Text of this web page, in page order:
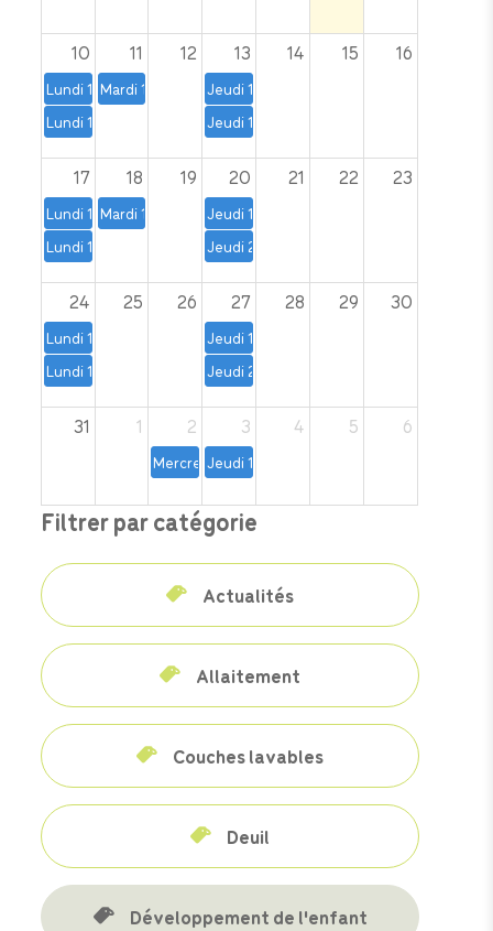
10
Lundi 10, 17 et 24 août – 19 h à 20 h 30 | Yoga prénatal
Lundi 10,17 et 24 août – 14 h à 15 h | Yoga postnatal
11
Mardi 11 août – 18 h à 21 h | Atelier de secourisme de la
12 13
Jeudi 13 août- 9 h 30 à 11 h | Les matins
Jeudi 13, 20, 27 août, 3, 10 et 17
14 15 16
17
Lundi 10, 17 et 24 août – 19 h à 20 h 30 | Yoga prénatal
Lundi 10,17 et 24 août – 14 h à 15 h | Yoga postnatal
18
Mardi 18 août – 19 h à 20 h | Atelier d'initiation au
19 20
Jeudi 13, 20, 27 août, 3, 10 et 17
Jeudi 20 août – 9 h 30 à 11 h | Les matins
21 22 23
24
Lundi 10, 17 et 24 août – 19 h à 20 h 30 | Yoga prénatal
Lundi 10,17 et 24 août – 14 h à 15 h | Yoga postnatal
25 26 27
Jeudi 13, 20, 27 août, 3, 10 et 17
Jeudi 27 août – 13 h 30 à 14 h 30 |
28 29 30
31 1 2
Mercredi 2 septembre – 18 h à 21 h | Atelier
3
Jeudi 13, 20, 27 août, 3, 10 et 17
4 5 6
Filtrer par catégorie
Actualités
Allaitement
Couches lavables
Deuil
Développement de l'enfant